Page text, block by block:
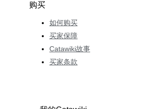
购买
如何购买
买家保障
Catawiki故事
买家条款